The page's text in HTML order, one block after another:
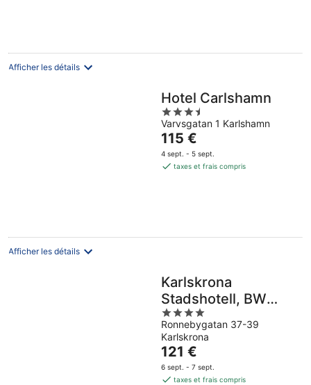
Afficher les détails
Hotel Carlshamn
3.5
out
of
5
Varvsgatan 1 Karlshamn
Le
prix
est
115 €
4 sept. - 5 sept.
taxes et frais compris
Afficher les détails
Karlskrona
Stadshotell, BW
Signature Collection
4
out
of
5
Ronnebygatan 37-39
Karlskrona
Le
prix
est
121 €
6 sept. - 7 sept.
taxes et frais compris